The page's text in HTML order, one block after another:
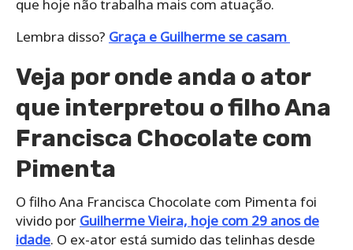
que hoje não trabalha mais com atuação.
Lembra disso? Graça e Guilherme se casam
Veja por onde anda o ator
que interpretou o filho Ana
Francisca Chocolate com
Pimenta
O filho Ana Francisca Chocolate com Pimenta foi
vivido por Guilherme Vieira, hoje com 29 anos de
idade. O ex-ator está sumido das telinhas desde